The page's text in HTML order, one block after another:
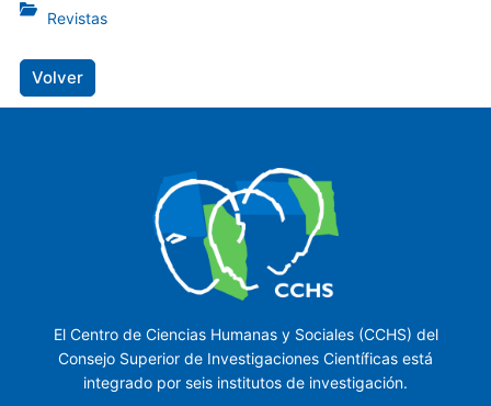
Revistas
Volver
El Centro de Ciencias Humanas y Sociales (CCHS) del
Consejo Superior de Investigaciones Científicas está
integrado por seis institutos de investigación.